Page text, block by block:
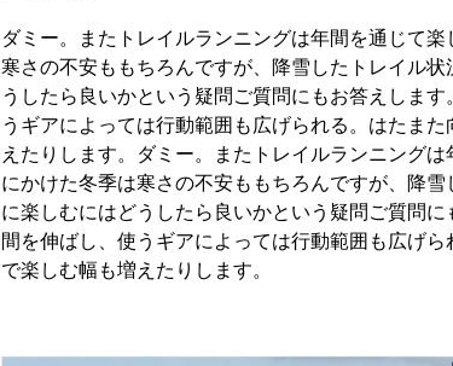
ダミー。またトレイルランニングは年間を通じて
寒さの不安ももちろんですが、降雪したトレイル
うしたら良いかという疑問ご質問にもお答えしま
うギアによっては行動範囲も広げられる。はたま
えたりします。ダミー。またトレイルランニング
にかけた冬季は寒さの不安ももちろんですが、降
に楽しむにはどうしたら良いかという疑問ご質問
間を伸ばし、使うギアによっては行動範囲も広げ
で楽しむ幅も増えたりします。